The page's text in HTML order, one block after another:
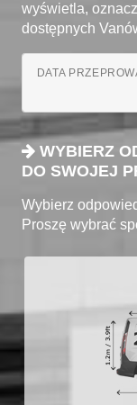
wyświetla,
dostępnych
DATA
WYBIERZ
DO SWOJEJ
Wybierz
Proszę wybrać